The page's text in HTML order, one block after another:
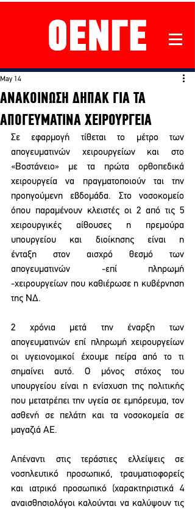
ΑΝΑΚΟΙΝΩΣΗ ΔΗΠΑΚ ΓΙΑ ΤΑ
ΑΠΟΓΕΥΜΑΤΙΝΑ ΧΕΙΡΟΥΡΓΕΙΑ
May 14
Σε εφαρμογή τίθεται το μέτρο των
απογευματινών χειρουργείων και στο
«Βοστάνειο» με τα πρώτα ορθοπεδικά
χειρουργεία να πραγματοποιούν ται την
προηγούμενη εβδομάδα. Στο νοσοκομείο
όπου παραμένουν κλειστές οι 2 από τις 5
χειρουργικές αίθουσες η πρεμούρα
υπουργείου και διοίκησης είναι η
ένταξη στον αισχρό θεσμό των
απογευματινών -επί πληρωμή
-χειρουργείων που καθιέρωσε η κυβέρνηση
της ΝΔ.
2 χρόνια μετά την έναρξη των
απογευματινών επί πληρωμή χειρουργείων
οι υγειονομικοί έχουμε πείρα από το τι
σημαίνει αυτό. Ο μόνος στόχος του
υπουργείου είναι η ενίσχυση της πολιτικής
που μετατρέπει την υγεία σε εμπόρευμα, τον
ασθενή σε πελάτη και τα νοσοκομεία σε
μαγαζιά ΑΕ.
Απέναντι στις τεράστιες ελλείψεις σε
νοσηλευτικό προσωπικό, τραυματιοφορείς
και ιατρικό προσωπικό (χαρακτηριστικά 4
αναισθησιολόγοι καλούνται να καλύψουν τις